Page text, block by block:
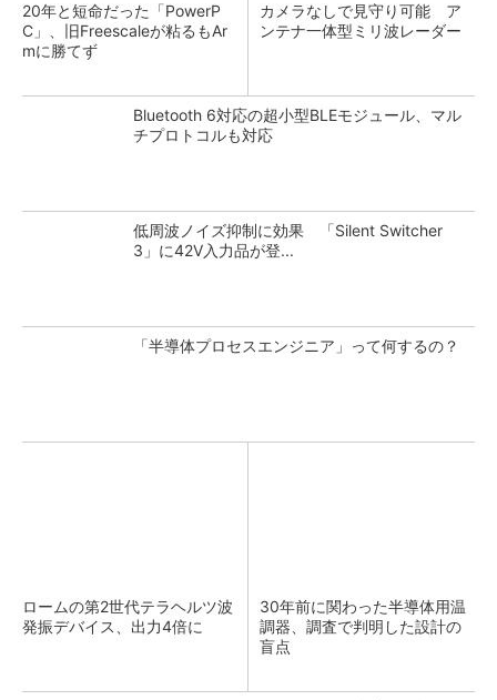
20年と短命だった「PowerP
C」、旧Freescaleが粘るもAr
mに勝てず
カメラなしで見守り可能 ア
ンテナ一体型ミリ波レーダー
Bluetooth 6対応の超小型BLEモジュール、マル
チプロトコルも対応
低周波ノイズ抑制に効果 「Silent Switcher
3」に42V入力品が登...
「半導体プロセスエンジニア」って何するの？
ロームの第2世代テラヘルツ波
発振デバイス、出力4倍に
30年前に関わった半導体用温
調器、調査で判明した設計の
盲点